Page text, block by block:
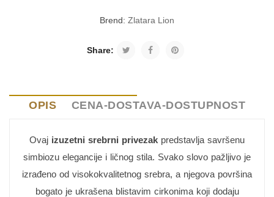
Brend: Zlatara Lion
Share:
OPIS CENA-DOSTAVA-DOSTUPNOST
Ovaj izuzetni srebrni privezak predstavlja savršenu
simbiozu elegancije i ličnog stila. Svako slovo pažljivo je
izrađeno od visokokvalitetnog srebra, a njegova površina
bogato je ukrašena blistavim cirkonima koji dodaju